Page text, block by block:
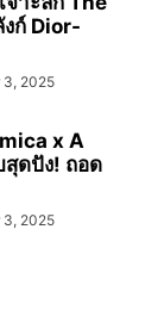
ก์ Dior-
3, 2025
x A
ดปัง! ถอด
3, 2025